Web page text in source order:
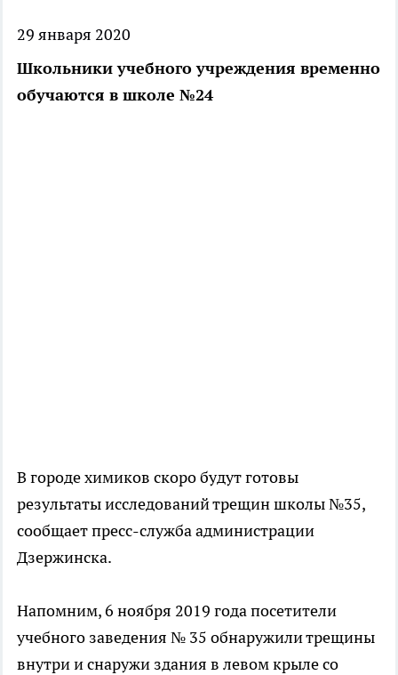
29 января 2020
Школьники учебного учреждения временно
обучаются в школе №24
В городе химиков скоро будут готовы
результаты исследований трещин школы №35,
сообщает пресс-служба администрации
Дзержинска.
Напомним, 6 ноября 2019 года посетители
учебного заведения № 35 обнаружили трещины
внутри и снаружи здания в левом крыле со